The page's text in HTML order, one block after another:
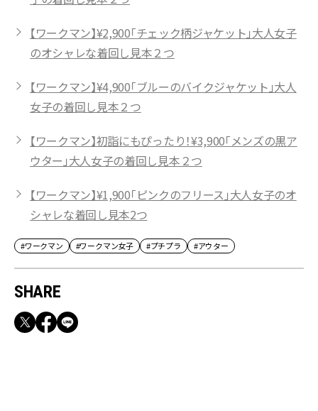
【ワークマン】¥2,900「チェック柄ジャケット」大人女子
のオシャレな着回し見本２つ
【ワークマン】¥4,900「ブルーのバイクジャケット」大人
女子の着回し見本２つ
【ワークマン】初詣にもぴったり！¥3,900「メンズの黒ア
ウター」大人女子の着回し見本２つ
【ワークマン】¥1,900「ピンクのフリース」大人女子のオ
シャレな着回し見本2つ
#ワークマン #ワークマン女子 #プチプラ #アウター
SHARE